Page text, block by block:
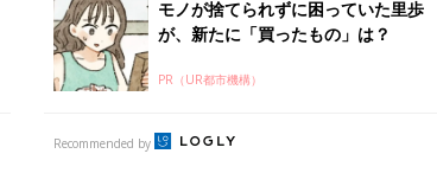
モノが捨てられずに困っていた里歩
が、新たに「買ったもの」は？
PR（UR都市機構）
Recommended by